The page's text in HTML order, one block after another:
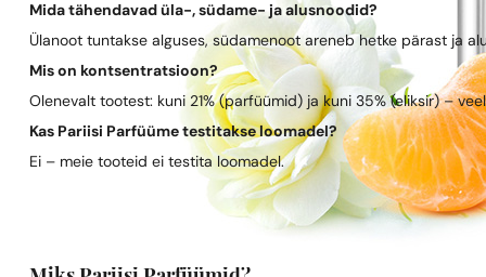
Mida tähendavad üla-, südame- ja alusnoodid?
Ülanoot tuntakse alguses, südamenoot areneb hetke pärast ja
Mis on kontsentratsioon?
Olenevalt tootest: kuni 21% (parfüümid) ja kuni 35% (eliksir) –
Kas Pariisi Parfüüme testitakse loomadel?
Ei – meie tooteid ei testita loomadel.